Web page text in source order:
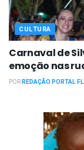
CULTURA
Carnaval de
emoção nas
PORREDAÇÃO PORTAL